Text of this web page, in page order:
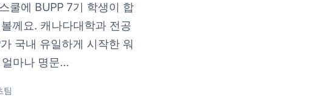
쿨에 BUPP 7기 학생이 합
께요. 캐나다대학과 전공
국내 유일하게 시작한 워
마나 명문...
팀